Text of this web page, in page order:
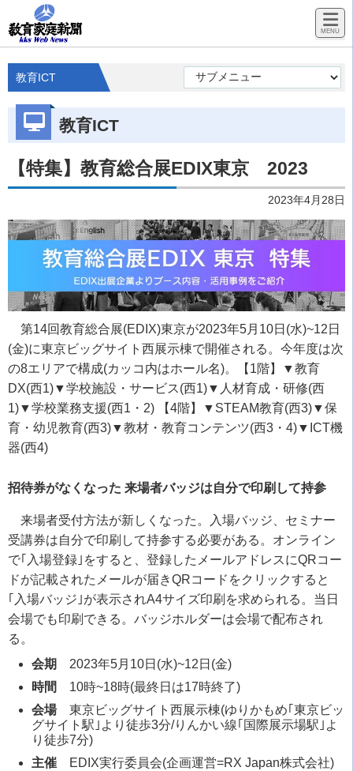
教育ICT
教育ICT
【特集】教育総合展EDIX東京 2023
2023年4月28日
第14回教育総合展(EDIX)東京が2023年5月10日(水)~12日
(金)に東京ビッグサイト西展示棟で開催される。今年度は次
の8エリアで構成(カッコ内はホール名)。【1階】▼教育
DX(西1)▼学校施設・サービス(西1)▼人材育成・研修(西
1)▼学校業務支援(西1・2) 【4階】▼STEAM教育(西3)▼保
育・幼児教育(西3)▼教材・教育コンテンツ(西3・4)▼ICT機
器(西4)
招待券がなくなった 来場者バッジは自分で印刷して持参
来場者受付方法が新しくなった。入場バッジ、セミナー
受講券は自分で印刷して持参する必要がある。オンライン
で｢入場登録｣をすると、登録したメールアドレスにQRコー
ドが記載されたメールが届きQRコードをクリックすると
｢入場バッジ｣が表示されA4サイズ印刷を求められる。当日
会場でも印刷できる。バッジホルダーは会場で配布され
る。
会期 2023年5月10日(水)~12日(金)
時間 10時~18時(最終日は17時終了)
会場 東京ビッグサイト西展示棟(ゆりかもめ｢東京ビッ
グサイト駅｣より徒歩3分/りんかい線｢国際展示場駅｣よ
り徒歩7分)
主催
EDIX実行委員会(企画運営=RX Japan株式会社)